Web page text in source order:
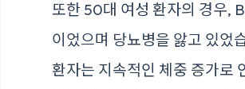
또한 50대 여성 환자의 경우,
이었으며 당뇨병을 앓고 있었
환자는 지속적인 체중 증가로